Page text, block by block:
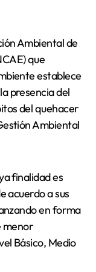
Ambiental de
que
establece
presencia del
del quehacer
Ambiental
finalidad es
acuerdo a sus
en forma
menor
Básico, Medio